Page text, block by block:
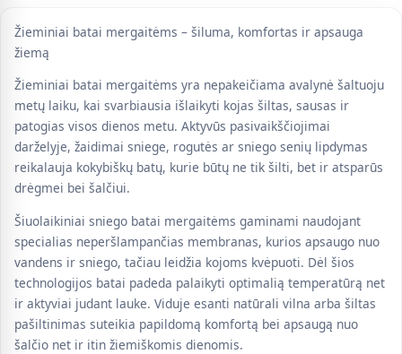
Žieminiai batai mergaitėms – šiluma, komfortas ir apsauga
žiemą
Žieminiai batai mergaitėms yra nepakeičiama avalynė šaltuoju
metų laiku, kai svarbiausia išlaikyti kojas šiltas, sausas ir
patogias visos dienos metu. Aktyvūs pasivaikščiojimai
darželyje, žaidimai sniege, rogutės ar sniego senių lipdymas
reikalauja kokybiškų batų, kurie būtų ne tik šilti, bet ir atsparūs
drėgmei bei šalčiui.
Šiuolaikiniai sniego batai mergaitėms gaminami naudojant
specialias neperšlampančias membranas, kurios apsaugo nuo
vandens ir sniego, tačiau leidžia kojoms kvėpuoti. Dėl šios
technologijos batai padeda palaikyti optimalią temperatūrą net
ir aktyviai judant lauke. Viduje esanti natūrali vilna arba šiltas
pašiltinimas suteikia papildomą komfortą bei apsaugą nuo
šalčio net ir itin žiemiškomis dienomis.